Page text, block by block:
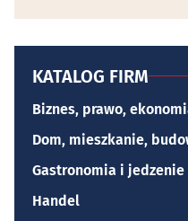
KATALOG FIRM
Biznes, prawo,
Dom, mieszkanie,
Gastronomia i jedzenie
Handel